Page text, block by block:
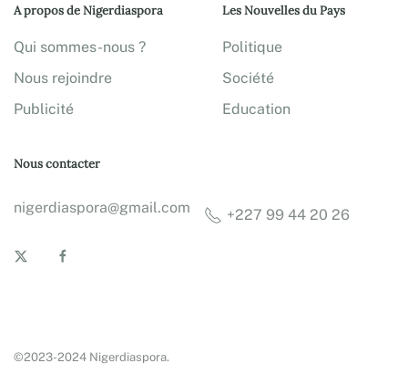
A propos de Nigerdiaspora
Qui sommes-nous ?
Nous rejoindre
Publicité
Les Nouvelles du Pays
Politique
Société
Education
Nous contacter
nigerdiaspora@gmail.com +227 99 44 20 26
©2023-2024 Nigerdiaspora.